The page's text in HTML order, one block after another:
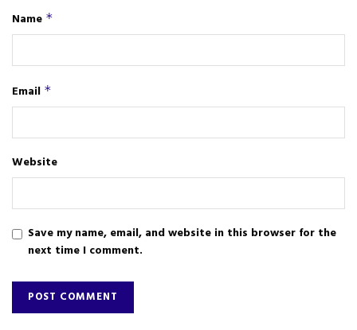
Name *
Email *
Website
Save my name, email, and website in this browser for the
next time I comment.